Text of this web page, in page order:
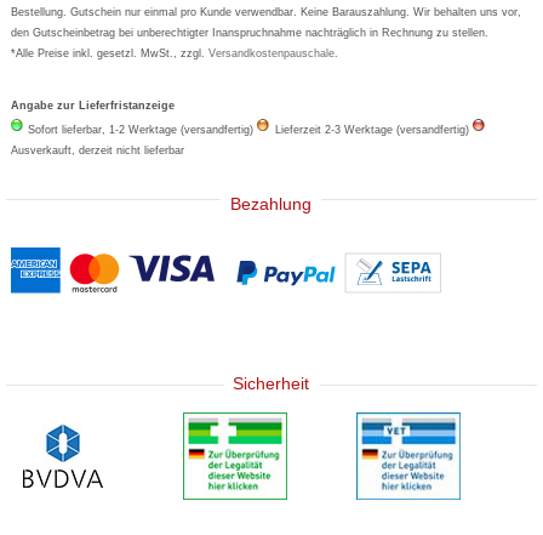
Bestellung. Gutschein nur einmal pro Kunde verwendbar. Keine Barauszahlung. Wir behalten uns vor,
den Gutscheinbetrag bei unberechtigter Inanspruchnahme nachträglich in Rechnung zu stellen.
*Alle Preise inkl. gesetzl. MwSt., zzgl.Versandkostenpauschale.
Angabe zur Lieferfristanzeige
Sofort lieferbar, 1-2 Werktage (versandfertig)
Lieferzeit 2-3 Werktage (versandfertig)
Ausverkauft, derzeit nicht lieferbar
Bezahlung
Sicherheit